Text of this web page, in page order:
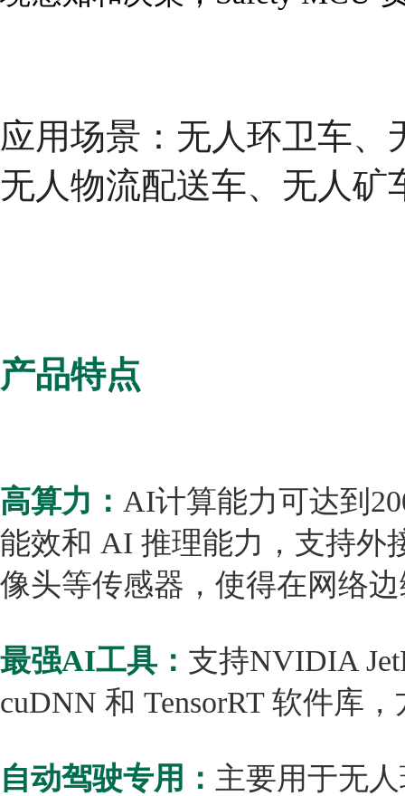
应用场景： 无人环卫车、
无人物流配送车、无人矿
产品特点
高算力： AI计算能力可达到
能效和 AI 推理能力，支持外
像头等传感器，使得在网络
最强AI工具： 支持NVIDIA
cuDNN 和 TensorRT 软件库
自动驾驶专用： 主要用于无